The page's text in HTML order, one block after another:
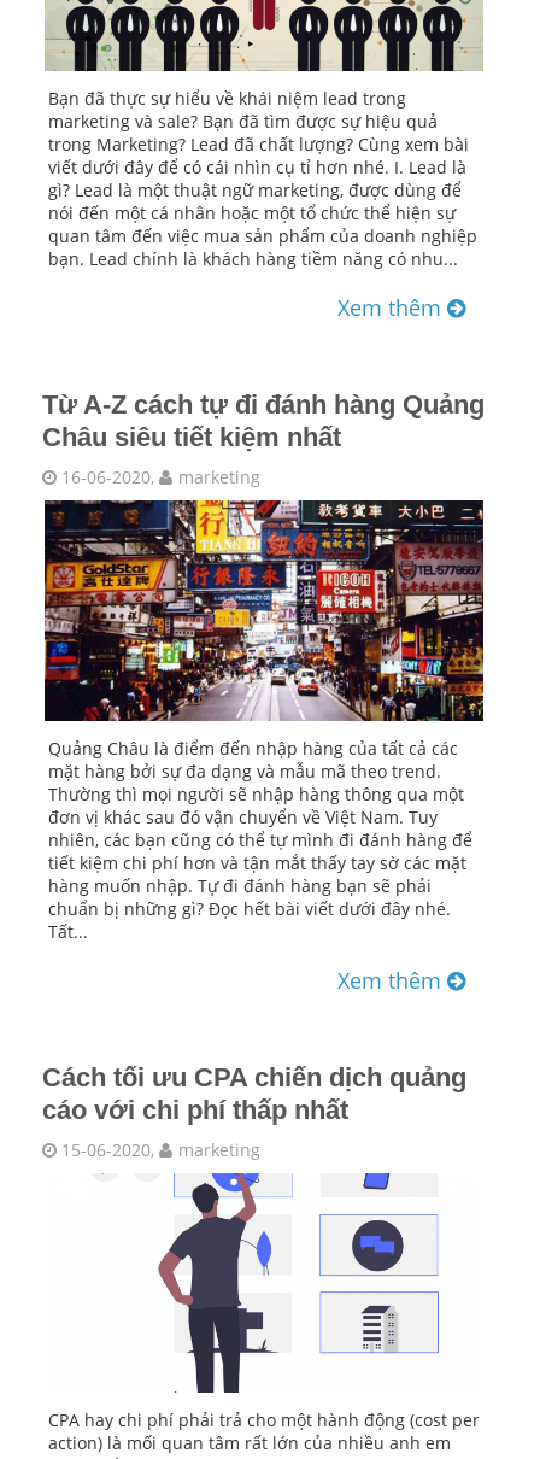
Bạn đã thực sự hiểu về khái niệm lead trong
marketing và sale? Bạn đã tìm được sự hiệu quả
trong Marketing? Lead đã chất lượng? Cùng xem bài
viết dưới đây để có cái nhìn cụ tỉ hơn nhé. I. Lead là
gì? Lead là một thuật ngữ marketing, được dùng để
nói đến một cá nhân hoặc một tổ chức thể hiện sự
quan tâm đến việc mua sản phẩm của doanh nghiệp
bạn. Lead chính là khách hàng tiềm năng có nhu...
Xem thêm
Từ A-Z cách tự đi đánh hàng Quảng
Châu siêu tiết kiệm nhất
16-06-2020, marketing
Quảng Châu là điểm đến nhập hàng của tất cả các
mặt hàng bởi sự đa dạng và mẫu mã theo trend.
Thường thì mọi người sẽ nhập hàng thông qua một
đơn vị khác sau đó vận chuyển về Việt Nam. Tuy
nhiên, các bạn cũng có thể tự mình đi đánh hàng để
tiết kiệm chi phí hơn và tận mắt thấy tay sờ các mặt
hàng muốn nhập. Tự đi đánh hàng bạn sẽ phải
chuẩn bị những gì? Đọc hết bài viết dưới đây nhé.
Tất...
Xem thêm
Cách tối ưu CPA chiến dịch quảng
cáo với chi phí thấp nhất
15-06-2020, marketing
CPA hay chi phí phải trả cho một hành động (cost per
action) là mối quan tâm rất lớn của nhiều anh em